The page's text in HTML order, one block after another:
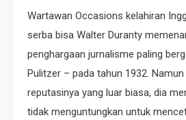
Wartawan Occasions kelahiran
serba bisa Walter Duranty
penghargaan jurnalisme paling
Pulitzer – pada tahun 1932.
reputasinya yang luar biasa, dia
tidak menguntungkan untuk